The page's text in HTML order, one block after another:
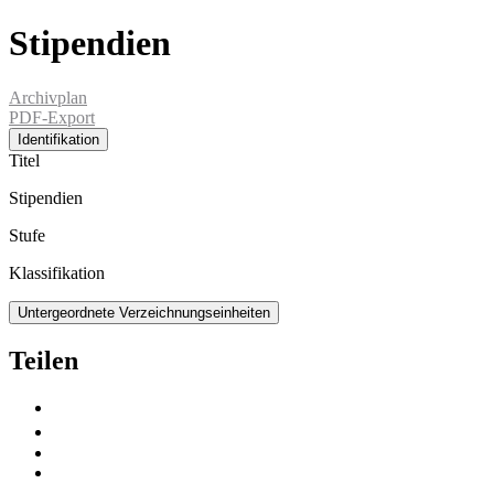
Stipendien
Archivplan
PDF-Export
Identifikation
Titel
Stipendien
Stufe
Klassifikation
Untergeordnete Verzeichnungseinheiten
Teilen